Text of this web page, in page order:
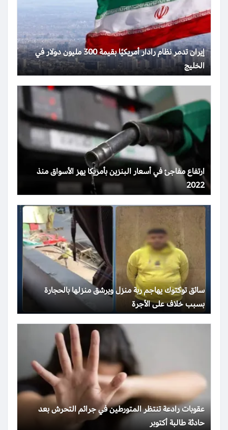
إيران تدمر نظام رادار أمريكيًا بقيمة 300 مليون دولار في
الخليج
ارتفاع مفاجئ في أسعار البنزين بأمريكا يهز الأسواق منذ
2022
سائق توكتوك يهاجم ربة منزل ويرشق منزلها بالحجارة
بسبب خلاف على الأجرة
عقوبات رادعة تنتظر المتورطين في جرائم التحرش بعد
حادثة طالبة أكتوبر